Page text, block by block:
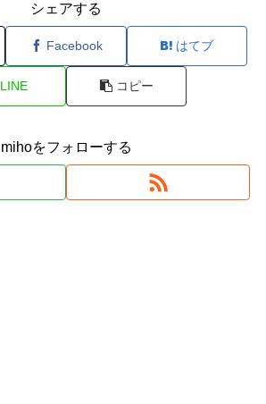
シェアする
Facebook はてブ
LINE コピー
mihoをフォローする